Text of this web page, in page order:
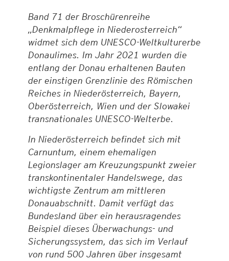
Band 71 der Broschürenreihe
„Denkmalpflege in Niederosterreich“
widmet sich dem UNESCO-Weltkulturerbe
Donaulimes. Im Jahr 2021 wurden die
entlang der Donau erhaltenen Bauten
der einstigen Grenzlinie des Römischen
Reiches in Niederösterreich, Bayern,
Oberösterreich, Wien und der Slowakei
transnationales UNESCO-Welterbe.
In Niederösterreich befindet sich mit
Carnuntum, einem ehemaligen
Legionslager am Kreuzungspunkt zweier
transkontinentaler Handelswege, das
wichtigste Zentrum am mittleren
Donauabschnitt. Damit verfügt das
Bundesland über ein herausragendes
Beispiel dieses Überwachungs- und
Sicherungssystem, das sich im Verlauf
von rund 500 Jahren über insgesamt